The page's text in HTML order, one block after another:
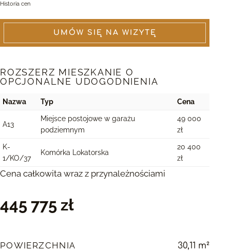
Historia cen
UMÓW SIĘ NA WIZYTĘ
ROZSZERZ MIESZKANIE O
OPCJONALNE UDOGODNIENIA
Nazwa Typ Cena
A13
Miejsce postojowe w garażu
podziemnym
49 000
zł
K-
1/KO/37
Komórka Lokatorska
20 400
zł
Cena całkowita wraz z przynależnościami
445 775 zł
POWIERZCHNIA 30,11 m²